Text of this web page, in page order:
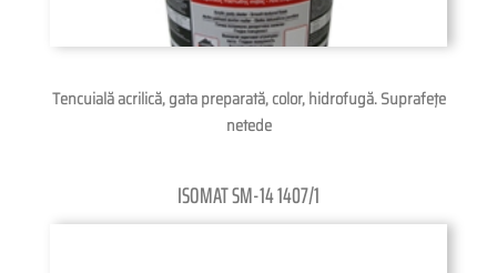
Tencuială acrilică, gata preparată, color, hidrofugă. Suprafeţe
netede
ISOMAT SM-14 1407/1